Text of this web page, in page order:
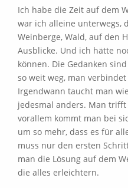
Ich habe die Zeit auf dem
war ich alleine unterwegs,
Weinberge, Wald, auf den
Ausblicke. Und ich hätte
können. Die Gedanken
so weit weg, man
Irgendwann taucht man
jedesmal anders. Man
vorallem kommt man bei
um so mehr, dass es für
muss nur den ersten
man die Lösung auf dem
die alles erleichtern.